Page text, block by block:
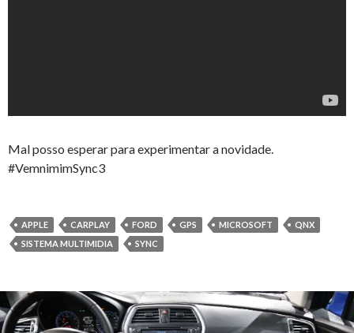
Mal posso esperar para experimentar a novidade.
#VemnimimSync3
APPLE CARPLAY FORD GPS MICROSOFT
QNX
SISTEMA MULTIMIDIA
SYNC